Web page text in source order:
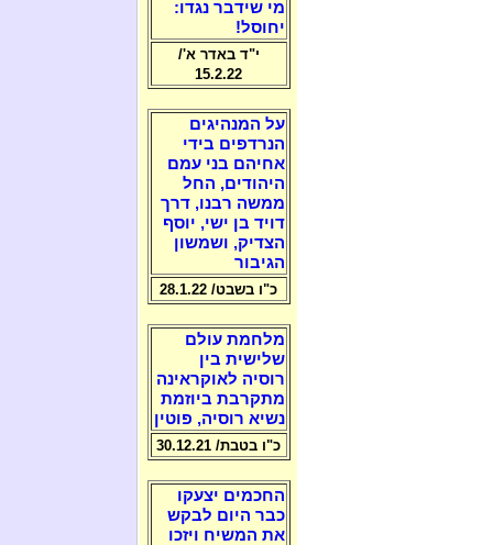
מי שידבר נגדו:
יחוסל!
י"ד באדר א'/
15.2.22
על המנהיגים
הנרדפים בידי
אחיהם בני עמם
היהודים, החל
ממשה רבנו, דרך
דויד בן ישי, יוסף
הצדיק, ושמשון
הגיבור
כ"ו בשבט/ 28.1.22
מלחמת עולם
שלישית בין
רוסיה לאוקראינה
מתקרבת ביוזמת
נשיא רוסיה, פוטין
כ"ו בטבת/ 30.12.21
החכמים יצעקו
כבר היום לבקש
את המשיח ויזכו